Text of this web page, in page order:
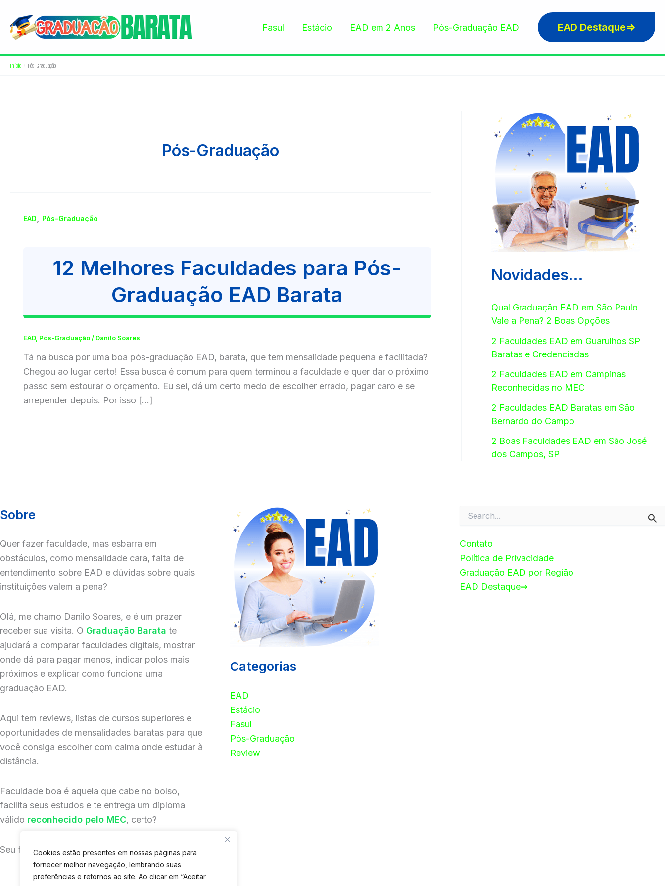
Cookies estão presentes em nossas páginas para
fornecer melhor navegação, lembrando suas
preferências e retornos ao site. Ao clicar em “Aceitar
para
Fasul Estácio EAD em 2 Anos Pós-Graduação EAD EAD Destaque⇒
Início Pós-Graduação
Pós-Graduação
EAD Pós-Graduação
12 Melhores Faculdades para Pós-
Graduação EAD Barata
EAD, Pós-Graduação/ Danilo Soares
Tá na busca por uma boa pós-graduação EAD, barata, que tem mensalidade pequena e facilitada?
Chegou ao lugar certo! Essa busca é comum para quem terminou a faculdade e quer dar o próximo
passo sem estourar o orçamento. Eu sei, dá um certo medo de escolher errado, pagar caro e se
arrepender depois. Por isso […]
Novidades…
Qual Graduação EAD em São Paulo
Vale a Pena? 2 Boas Opções
2 Faculdades EAD em Guarulhos SP
Baratas e Credenciadas
2 Faculdades EAD em Campinas
Reconhecidas no MEC
2 Faculdades EAD Baratas em São
Bernardo do Campo
2 Boas Faculdades EAD em São José
dos Campos, SP
Sobre
Quer fazer faculdade, mas esbarra em
obstáculos, como mensalidade cara, falta de
entendimento sobre EAD e dúvidas sobre quais
instituições valem a pena?
Olá, me chamo Danilo Soares, e é um prazer
receber sua visita. O Graduação Barata te
ajudará a comparar faculdades digitais, mostrar
onde dá para pagar menos, indicar polos mais
próximos e explicar como funciona uma
graduação EAD.
Aqui tem reviews, listas de cursos superiores e
oportunidades de mensalidades baratas para que
você consiga escolher com calma onde estudar à
distância.
Faculdade boa é aquela que cabe no bolso,
facilita seus estudos e te entrega um diploma
válido reconhecido pelo MEC, certo?
Seu futuro te espera!
Categorias
EAD
Estácio
Fasul
Pós-Graduação
Review
por:
Contato
Política de Privacidade
Graduação EAD por Região
EAD Destaque⇒